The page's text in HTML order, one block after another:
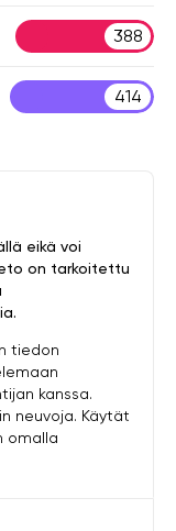
388
414
eikä voi
on tarkoitettu
tiedon
kanssa.
neuvoja. Käytät
omalla